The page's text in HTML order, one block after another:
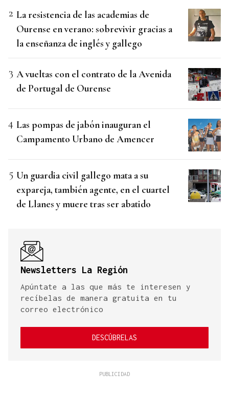
La resistencia de las academias de
Ourense en verano: sobrevivir gracias a
la enseñanza de inglés y gallego
A vueltas con el contrato de la Avenida
de Portugal de Ourense
Las pompas de jabón inauguran el
Campamento Urbano de Amencer
Un guardia civil gallego mata a su
expareja, también agente, en el cuartel
de Llanes y muere tras ser abatido
Newsletters La Región
Apúntate a las que más te interesen y
recíbelas de manera gratuita en tu
correo electrónico
DESCÚBRELAS